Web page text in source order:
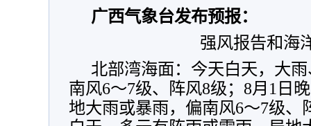
广西气象台发布预报：
强风报告和海
北部湾海面：今天白天，大
南风6～7级、阵风8级；8月1日
地大雨或暴雨，偏南风6～7级、